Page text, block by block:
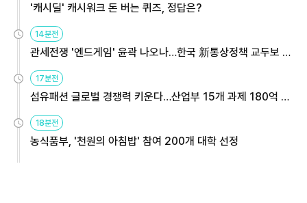
'캐시딜' 캐시워크 돈 버는 퀴즈, 정답은?
14분전
관세전쟁 '엔드게임' 윤곽 나오나…한국 新통상정책 교두보 활
용해야
17분전
섬유패션 글로벌 경쟁력 키운다…산업부 15개 과제 180억 지
원
18분전
농식품부, '천원의 아침밥' 참여 200개 대학 선정